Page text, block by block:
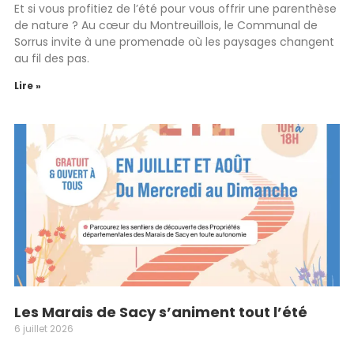
Et si vous profitiez de l’été pour vous offrir une parenthèse
de nature ? Au cœur du Montreuillois, le Communal de
Sorrus invite à une promenade où les paysages changent
au fil des pas.
Lire »
Les Marais de Sacy s’animent tout l’été
6 juillet 2026